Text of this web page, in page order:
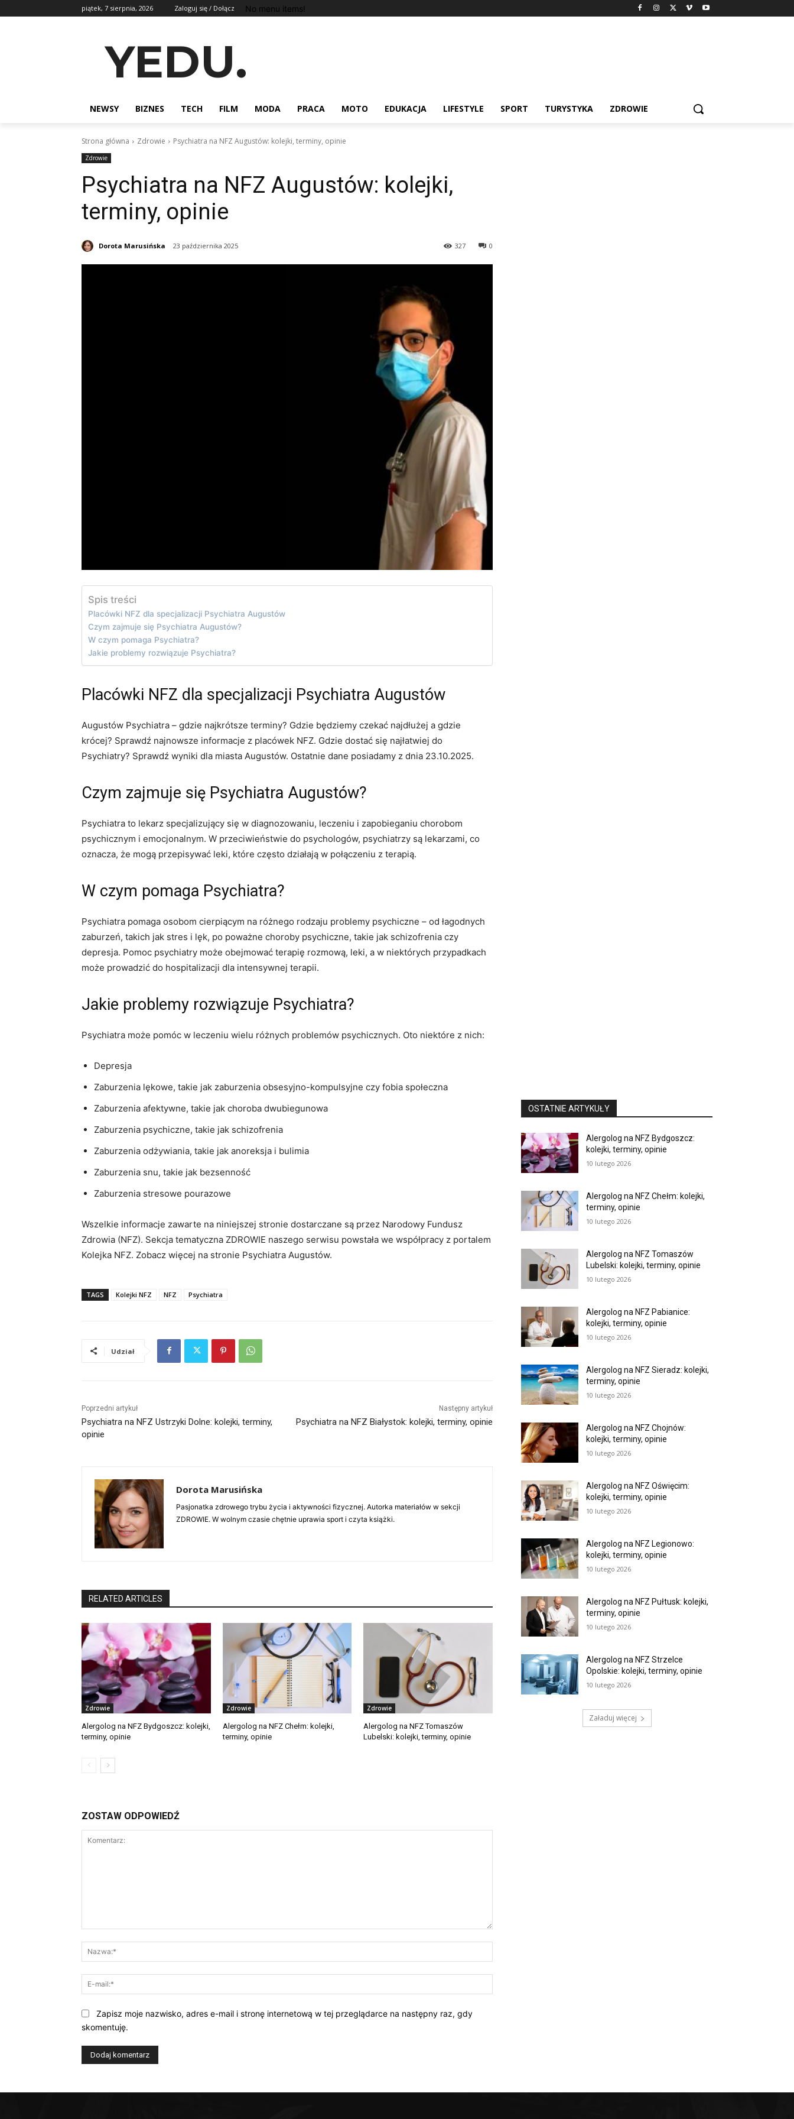
piątek, 7 sierpnia, 2026 Zaloguj się / Dołącz No menu items!
YEDU.
NEWSY BIZNES TECH FILM MODA PRACA MOTO EDUKACJA LIFESTYLE SPORT TURYSTYKA ZDROWIE
Strona główna Zdrowie Psychiatra na NFZ Augustów: kolejki, terminy, opinie
Zdrowie
Psychiatra na NFZ Augustów: kolejki,
terminy, opinie
Dorota Marusińska 23 października 2025 0
327
Spis treści
Placówki NFZ dla specjalizacji Psychiatra Augustów
Czym zajmuje się Psychiatra Augustów?
W czym pomaga Psychiatra?
Jakie problemy rozwiązuje Psychiatra?
Placówki NFZ dla specjalizacji Psychiatra Augustów
Augustów Psychiatra – gdzie najkrótsze terminy? Gdzie będziemy czekać najdłużej a gdzie
krócej? Sprawdź najnowsze informacje z placówek NFZ. Gdzie dostać się najłatwiej do
Psychiatry? Sprawdź wyniki dla miasta Augustów. Ostatnie dane posiadamy z dnia 23.10.2025.
Czym zajmuje się Psychiatra Augustów?
Psychiatra to lekarz specjalizujący się w diagnozowaniu, leczeniu i zapobieganiu chorobom
psychicznym i emocjonalnym. W przeciwieństwie do psychologów, psychiatrzy są lekarzami, co
oznacza, że ​​mogą przepisywać leki, które często działają w połączeniu z terapią.
W czym pomaga Psychiatra?
Psychiatra pomaga osobom cierpiącym na różnego rodzaju problemy psychiczne – od łagodnych
zaburzeń, takich jak stres i lęk, po poważne choroby psychiczne, takie jak schizofrenia czy
depresja. Pomoc psychiatry może obejmować terapię rozmową, leki, a w niektórych przypadkach
może prowadzić do hospitalizacji dla intensywnej terapii.
Jakie problemy rozwiązuje Psychiatra?
Psychiatra może pomóc w leczeniu wielu różnych problemów psychicznych. Oto niektóre z nich:
Depresja
Zaburzenia lękowe, takie jak zaburzenia obsesyjno-kompulsyjne czy fobia społeczna
Zaburzenia afektywne, takie jak choroba dwubiegunowa
Zaburzenia psychiczne, takie jak schizofrenia
Zaburzenia odżywiania, takie jak anoreksja i bulimia
Zaburzenia snu, takie jak bezsenność
Zaburzenia stresowe pourazowe
Wszelkie informacje zawarte na niniejszej stronie dostarczane są przez Narodowy Fundusz
Zdrowia (NFZ). Sekcja tematyczna ZDROWIE naszego serwisu powstała we współpracy z portalem
Kolejka NFZ. Zobacz więcej na stronie Psychiatra Augustów.
TAGS Kolejki NFZ NFZ Psychiatra
Udział
Poprzedni artykuł
Psychiatra na NFZ Ustrzyki Dolne: kolejki, terminy,
opinie
Następny artykuł
Psychiatra na NFZ Białystok: kolejki, terminy, opinie
Dorota Marusińska
Pasjonatka zdrowego trybu życia i aktywności fizycznej. Autorka materiałów w sekcji
ZDROWIE. W wolnym czasie chętnie uprawia sport i czyta książki.
RELATED ARTICLES
Zdrowie
Alergolog na NFZ Bydgoszcz: kolejki,
terminy, opinie
Zdrowie
Alergolog na NFZ Chełm: kolejki,
terminy, opinie
Zdrowie
Alergolog na NFZ Tomaszów
Lubelski: kolejki, terminy, opinie
ZOSTAW ODPOWIEDŹ
mail:*
Zapisz moje nazwisko, adres e-mail i stronę internetową w tej przeglądarce na następny raz, gdy
skomentuję.
OSTATNIE ARTYKUŁY
Alergolog na NFZ Bydgoszcz:
kolejki, terminy, opinie
10 lutego 2026
Alergolog na NFZ Chełm: kolejki,
terminy, opinie
10 lutego 2026
Alergolog na NFZ Tomaszów
Lubelski: kolejki, terminy, opinie
10 lutego 2026
Alergolog na NFZ Pabianice:
kolejki, terminy, opinie
10 lutego 2026
Alergolog na NFZ Sieradz: kolejki,
terminy, opinie
10 lutego 2026
Alergolog na NFZ Chojnów:
kolejki, terminy, opinie
10 lutego 2026
Alergolog na NFZ Oświęcim:
kolejki, terminy, opinie
10 lutego 2026
Alergolog na NFZ Legionowo:
kolejki, terminy, opinie
10 lutego 2026
Alergolog na NFZ Pułtusk: kolejki,
terminy, opinie
10 lutego 2026
Alergolog na NFZ Strzelce
Opolskie: kolejki, terminy, opinie
10 lutego 2026
Załaduj więcej